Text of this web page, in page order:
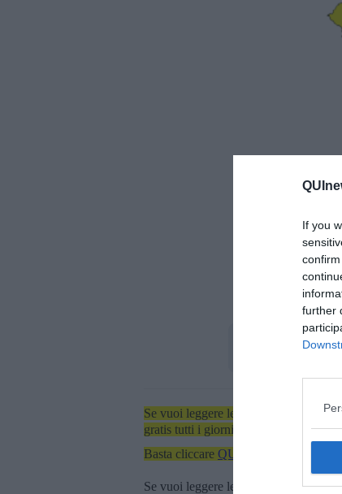
If you
further
La
Se vuoi leggere le notizie principali
gratis tutti i giorni alle 7:00 del
Basta cliccare QUI
Se vuoi leggere le notizie principali